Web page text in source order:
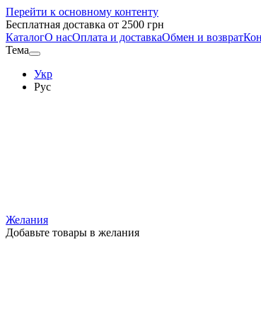
Перейти к основному контенту
Бесплатная доставка от 2500 грн
КаталогО насОплата и доставкаОбмен и возврат
Тема
Укр
Рус
Желания
Добавьте товары в желания